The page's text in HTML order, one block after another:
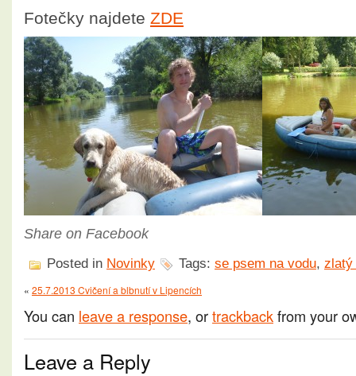
Fotečky najdete ZDE
Share on Facebook
Posted in Novinky Tags: se psem na vodu,
« 25.7.2013 Cvičení a blbnutí v Lipencích
You can leave a response, ortrackbackfrom your
Leave a Reply